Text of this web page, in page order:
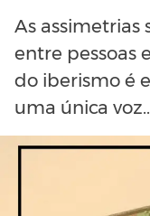
As assimetrias
entre pessoas
do iberismo é
uma única